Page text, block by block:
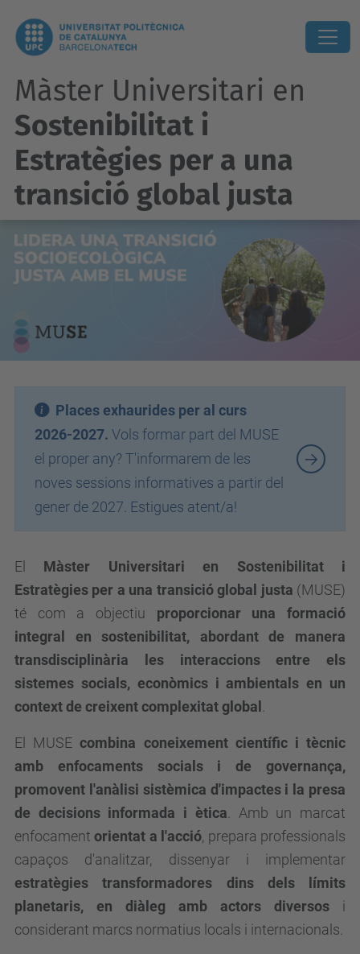
Màster Universitari en
Sostenibilitat i
Estratègies per a una
transició global justa
Places exhaurides per al curs
2026-2027. Vols formar part del MUSE
el proper any? T'informarem de les
noves sessions informatives a partir del
gener de 2027. Estigues atent/a!
El Màster Universitari en Sostenibilitat i
Estratègies per a una transició global justa (MUSE)
té com a objectiu proporcionar una formació
integral en sostenibilitat, abordant de manera
transdisciplinària les interaccions entre els
sistemes socials, econòmics i ambientals en un
context de creixent complexitat global
El MUSEcombina coneixement científic i tècnic
amb enfocaments socials i de governança,
promovent l'anàlisi sistèmica d'impactes i la presa
de decisions informada i ètica . Amb un marcat
enfocamentorientat a l'acció, prepara professionals
capaços d'analitzar, dissenyar i implementar
estratègies transformadores dins dels límits
planetaris, en diàleg amb actors diversos i
considerant marcs normatius locals i internacionals.